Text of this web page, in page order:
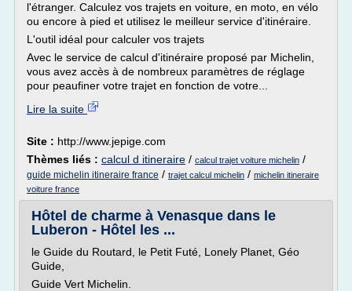
l'étranger. Calculez vos trajets en voiture, en moto, en vélo
ou encore à pied et utilisez le meilleur service d'itinéraire.
L'outil idéal pour calculer vos trajets
Avec le service de calcul d'itinéraire proposé par Michelin,
vous avez accès à de nombreux paramètres de réglage
pour peaufiner votre trajet en fonction de votre...
Lire la suite
Site : http://www.jepige.com
Thèmes liés : calcul d itineraire / calcul trajet voiture michelin /
guide michelin itineraire france / trajet calcul michelin / michelin itineraire
voiture france
Hôtel de charme à Venasque dans le
Luberon - Hôtel les ...
le Guide du Routard, le Petit Futé, Lonely Planet, Géo
Guide,
Guide Vert Michelin.